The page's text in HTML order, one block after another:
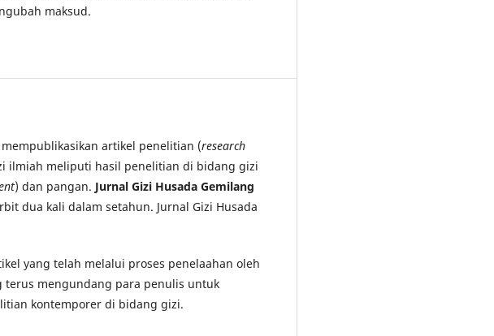
maksud.
artikel penelitian (research
ilmiah meliputi hasil penelitian di bidang gizi
) dan pangan. Jurnal Gizi Husada Gemilang
dua kali dalam setahun. Jurnal Gizi Husada
yang telah melalui proses penelaahan oleh
terus mengundang para penulis untuk
kontemporer di bidang gizi.